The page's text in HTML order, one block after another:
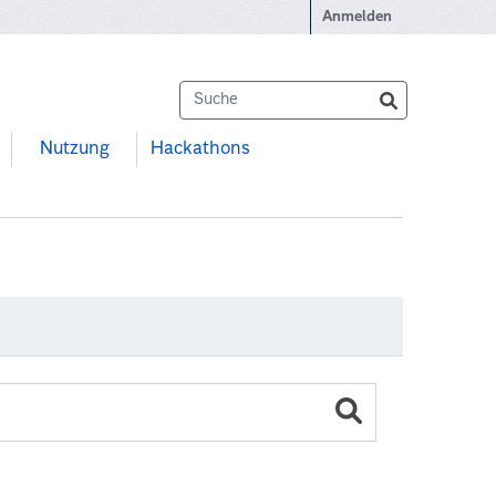
Anmelden
Nutzung Hackathons